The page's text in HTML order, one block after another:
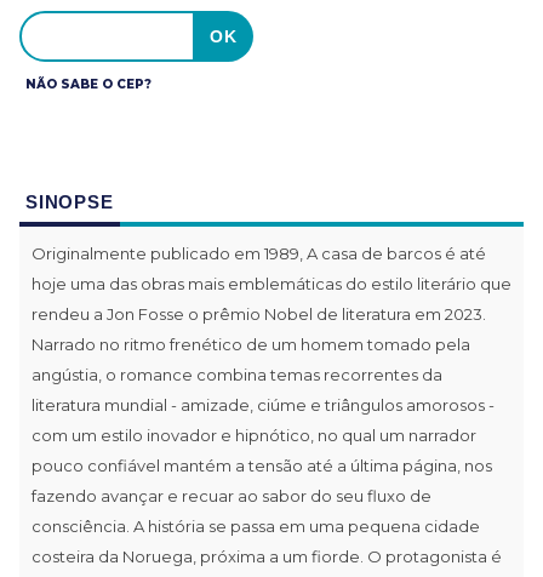
NÃO SABE O CEP?
SINOPSE
Originalmente publicado em 1989, A casa de barcos é até
hoje uma das obras mais emblemáticas do estilo literário que
rendeu a Jon Fosse o prêmio Nobel de literatura em 2023.
Narrado no ritmo frenético de um homem tomado pela
angústia, o romance combina temas recorrentes da
literatura mundial - amizade, ciúme e triângulos amorosos -
com um estilo inovador e hipnótico, no qual um narrador
pouco confiável mantém a tensão até a última página, nos
fazendo avançar e recuar ao sabor do seu fluxo de
consciência. A história se passa em uma pequena cidade
costeira da Noruega, próxima a um fiorde. O protagonista é